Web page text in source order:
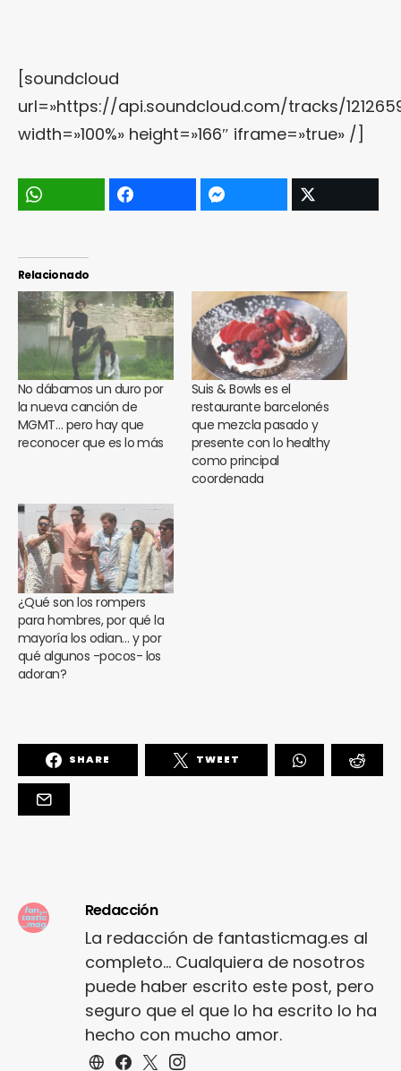
[soundcloud
url=»https://api.soundcloud.com/tracks/
width=»100%» height=»166″ iframe=»true» /]
Relacionado
No dábamos un duro por
la nueva canción de
MGMT… pero hay que
reconocer que es lo más
Suis & Bowls es el
restaurante barcelonés
que mezcla pasado y
presente con lo healthy
como principal
coordenada
¿Qué son los rompers
para hombres, por qué la
mayoría los odian… y por
qué algunos -pocos- los
adoran?
SHARE TWEET
Redacción
La redacción de fantasticmag.es al
completo... Cualquiera de nosotros
puede haber escrito este post, pero
seguro que el que lo ha escrito lo ha
hecho con mucho amor.